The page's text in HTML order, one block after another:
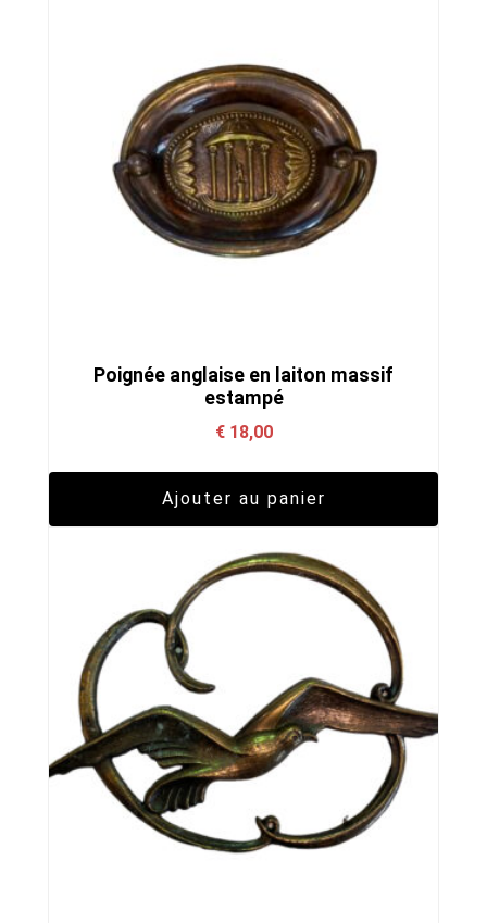
Poignée anglaise en laiton massif
estampé
€18,00
Ajouter au panier